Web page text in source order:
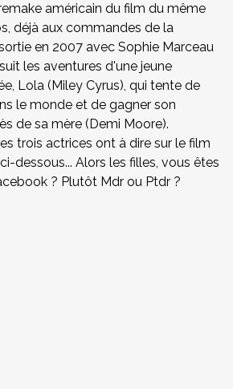
américain du film du même
déjà aux commandes de la
en 2007 avec Sophie Marceau
les aventures d'une jeune
Lola (Miley Cyrus), qui tente de
le monde et de gagner son
de sa mère (Demi Moore).
trois actrices ont à dire sur le film
dessous... Alors les filles, vous êtes
? Plutôt Mdr ou Ptdr ?